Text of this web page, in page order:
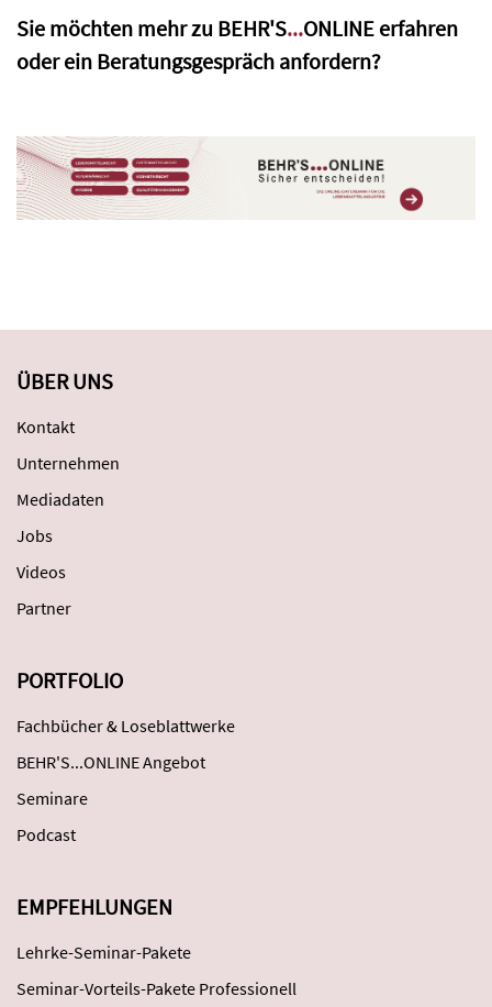
Sie möchten mehr zu BEHR'S...ONLINE erfahren
oder ein Beratungsgespräch anfordern?
ÜBER UNS
Kontakt
Unternehmen
Mediadaten
Jobs
Videos
Partner
PORTFOLIO
Fachbücher & Loseblattwerke
BEHR'S...ONLINE Angebot
Seminare
Podcast
EMPFEHLUNGEN
Lehrke-Seminar-Pakete
Seminar-Vorteils-Pakete Professionell